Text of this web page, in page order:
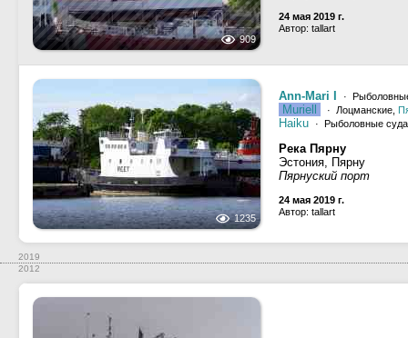
909
24 мая 2019 г.
Автор: tallart
1235
Ann-Mari I ·
Muriell · Лоцманские,
Haiku · Рыболовные
Река Пярну
Эстония, Пярну
Пярнуский порт
24 мая 2019 г.
Автор: tallart
2019
2012